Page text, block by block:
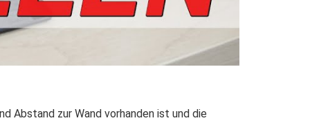
Abstand zur Wand vorhanden ist und die